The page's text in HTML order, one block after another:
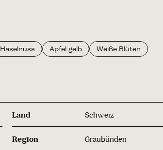
Haselnuss Apfel gelb Weiße Blüten
Land Schweiz
Region Graubünden